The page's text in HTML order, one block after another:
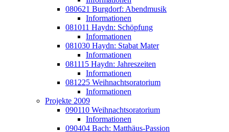
080621 Burgdorf: Abendmusik
Informationen
081011 Haydn: Schöpfung
Informationen
081030 Haydn: Stabat Mater
Informationen
081115 Haydn: Jahreszeiten
Informationen
081225 Weihnachtsoratorium
Informationen
Projekte 2009
090110 Weihnachtsoratorium
Informationen
090404 Bach: Matthäus-Passion